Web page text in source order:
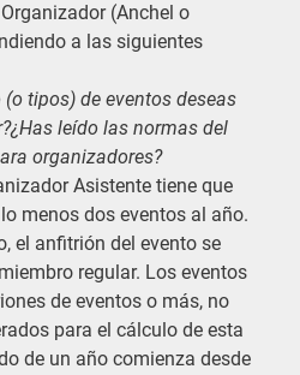
(Anchel o
a las siguientes
(o tipos) de eventos deseas
leído las normas del
organizadores?
Asistente tiene que
menos dos eventos al año.
el anfitrión del evento se
regular. Los eventos
de eventos o más, no
para el cálculo de esta
de un año comienza desde